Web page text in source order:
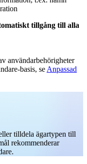
tillgång till alla
användarbehörigheter
basis, se Anpassad
tilldela ägartypen till
rekommenderar